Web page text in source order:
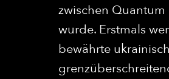
zwischen Quantum
wurde. Erstmals
bewährte